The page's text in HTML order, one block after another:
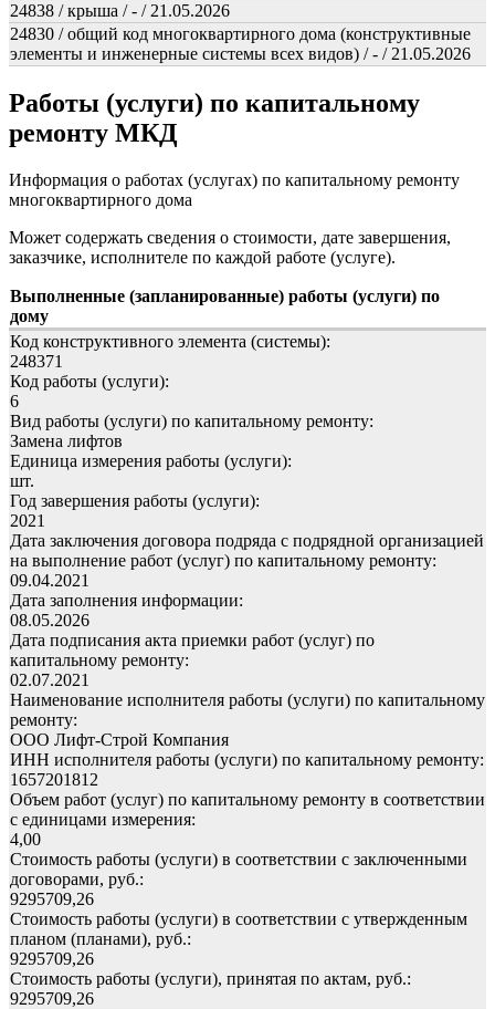
24838 / крыша / - / 21.05.2026
24830 / общий код многоквартирного дома (конструктивные
элементы и инженерные системы всех видов) / - / 21.05.2026
Работы (услуги) по капитальному
ремонту МКД
Информация о работах (услугах) по капитальному ремонту
многоквартирного дома
Может содержать сведения о стоимости, дате завершения,
заказчике, исполнителе по каждой работе (услуге).
Выполненные (запланированные) работы (услуги) по
дому
Код конструктивного элемента (системы):
248371
Код работы (услуги):
6
Вид работы (услуги) по капитальному ремонту:
Замена лифтов
Единица измерения работы (услуги):
шт.
Год завершения работы (услуги):
2021
Дата заключения договора подряда с подрядной организацией
на выполнение работ (услуг) по капитальному ремонту:
09.04.2021
Дата заполнения информации:
08.05.2026
Дата подписания акта приемки работ (услуг) по
капитальному ремонту:
02.07.2021
Наименование исполнителя работы (услуги) по капитальному
ремонту:
ООО Лифт-Строй Компания
ИНН исполнителя работы (услуги) по капитальному ремонту:
1657201812
Объем работ (услуг) по капитальному ремонту в соответствии
с единицами измерения:
4,00
Стоимость работы (услуги) в соответствии с заключенными
договорами, руб.:
9295709,26
Стоимость работы (услуги) в соответствии с утвержденным
планом (планами), руб.:
9295709,26
Стоимость работы (услуги), принятая по актам, руб.:
9295709,26